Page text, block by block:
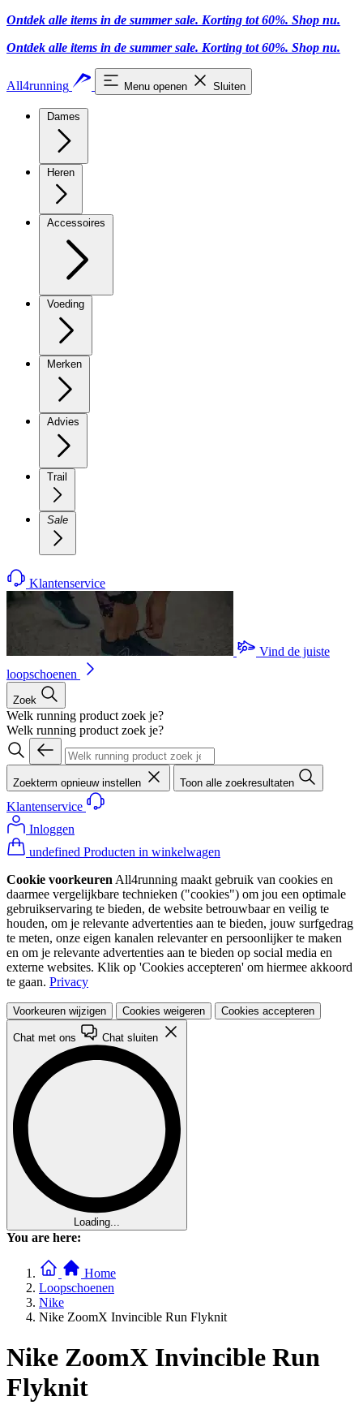
Ontdek alle items in de summer sale. Korting tot 60%. Shop nu.
Ontdek alle items in de summer sale. Korting tot 60%. Shop nu.
All4running Menu openen Sluiten
Dames
Heren
Accessoires
Voeding
Merken
Advies
Trail
Sale
Klantenservice
Vind de juiste
loopschoenen
Zoek
Welk running product zoek je?
Welk running product zoek je?
Zoekterm opnieuw instellen Toon alle zoekresultaten
Klantenservice
Inloggen
undefined Producten in winkelwagen
Cookie voorkeuren All4running maakt gebruik van cookies en
daarmee vergelijkbare technieken ("cookies") om jou een optimale
gebruikservaring te bieden, de website betrouwbaar en veilig te
houden, om je relevante advertenties aan te bieden, jouw surfgedrag
te meten, onze eigen kanalen relevanter en persoonlijker te maken
en om je relevante advertenties aan te bieden op social media en
externe websites. Klik op 'Cookies accepteren' om hiermee akkoord
te gaan. Privacy
Voorkeuren wijzigen Cookies weigeren Cookies accepteren
Chat met ons Chat sluiten
Loading...
You are here:
Home
Loopschoenen
Nike
Nike ZoomX Invincible Run Flyknit
Nike ZoomX Invincible Run
Flyknit